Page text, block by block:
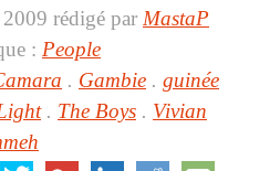
rédigé par MastaP
: People
. Gambie . guinée
. The Boys . Vivian